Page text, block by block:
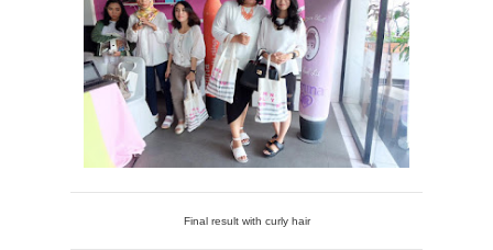
Final result with curly hair